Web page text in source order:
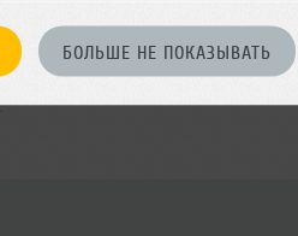
БОЛЬШЕ НЕ ПОКАЗЫВАТЬ